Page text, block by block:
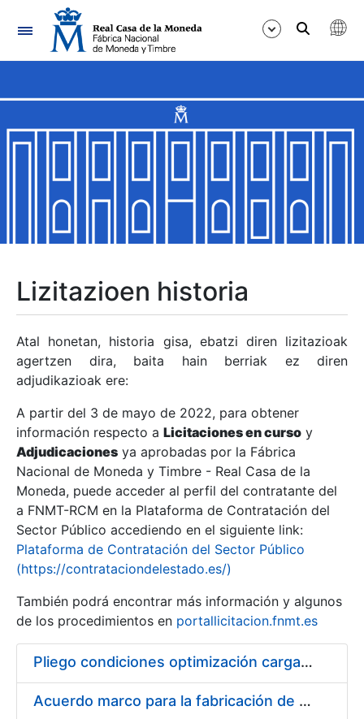
Nabigazioa
Erakutsi/Ezkutatu
Erakutsi/Ezkutatu
Erakutsi/Ezkutatu
Erakutsi/Ezkutatu
Erakutsi/Ezkutatu
Erakutsi/Ezkutatu
Erakutsi/Ezkutatu
Erakutsi/Ezkutatu
Lizitazioen historia
Atal honetan, historia gisa, ebatzi diren lizitazioak
agertzen dira, baita hain berriak ez diren
adjudikazioak ere:
A partir del 3 de mayo de 2022, para obtener
información respecto a Licitaciones en curso y
Adjudicaciones ya aprobadas por la Fábrica
Nacional de Moneda y Timbre - Real Casa de la
Moneda, puede acceder al perfil del contratante del
a FNMT-RCM en la Plataforma de Contratación del
Sector Público accediendo en el siguiente link:
Plataforma de Contratación del Sector Público
(https://contrataciondelestado.es/)
También podrá encontrar más información y algunos
de los procedimientos en portallicitacion.fnmt.es
Pliego condiciones optimización cargas compras firmado
Acuerdo marco para la fabricación de piezas